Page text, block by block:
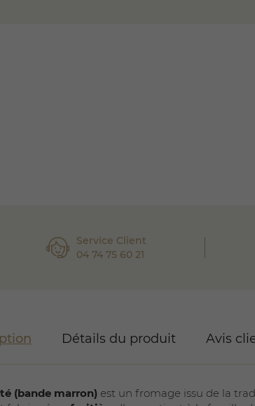
Service Client
04 74 75 60 21
Détails du produit Avis
(bande marron) est un fromage issu de la